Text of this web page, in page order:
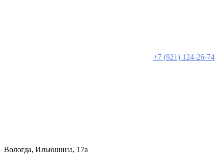
+7 (921) 124-26-74
Вологда, Ильюшина, 17а